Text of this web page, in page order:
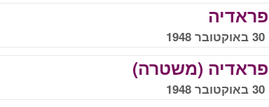
פראדיה
30 באוקטובר 1948
פראדיה (משטרה)
30 באוקטובר 1948